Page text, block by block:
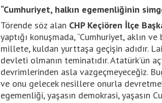
“Cumhuriyet, halkın egemenliğinin
Törende söz alan CHP Keçiören İlçe
yaptığı konuşmada, “Cumhuriyet, aklın
millete, kuldan yurttaşa geçişin adıdır.
devleti olmanın teminatıdır. Atatürk’ün
devrimlerinden asla vazgeçmeyeceğiz.
ve onu gelecek nesillere onurla
egemenliği, yaşasın demokrasi, yaşasın